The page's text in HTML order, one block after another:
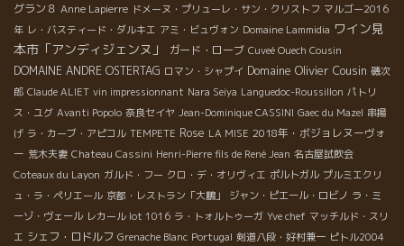
グラン８ Anne Lapierre ドメーヌ・プリューレ・サン・クリストフ マルゴー2016
年 レ・バスティード・ダルキエ アミ・ビュヴォン Domaine Lammidia ワイン見
本市「アンディジェンヌ」
ガード・ローブ Cuveé Ouech Cousin
DOMAINE ANDRE OSTERTAG ロマン・シャプイ Domaine Olivier Cousin 磯次
郎 Claude ALIET vin impressionnant Nara Seiya Languedoc-Roussillon パトリ
ス・ユグ Avanti Popolo 奈良セイヤ Jean-Dominique CASSINI Gaec du Mazel 串揚
げ ラ・カーブ・アピコル TEMPETE Rose LA MISE 2018年・ボジョレヌーヴォ
ー 荒木夫妻 Chateau Cassini Henri-Pierre fils de René Jean 名古屋試飲会
Coteaux du Layon ガルド・フー クロ・デ・オリヴィエ ポルトガル プルミエクリ
ュ・ラ・ペリエール 京都・レストラン「大鵬」 ジャン・ピエール・ロビノ ラ・ミ
ーゾ・ヴェール レカール lot 1016 ラ・トォルトゥーガ Yve chef マッチルド・スリ
エ シェフ・ロドルフ Grenache Blanc Portugal 剣道八段・好村兼一 ピトル2004